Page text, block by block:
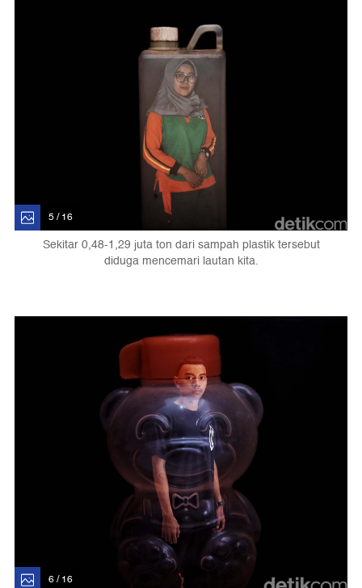
5 / 16
Sekitar 0,48-1,29 juta ton dari sampah plastik tersebut
diduga mencemari lautan kita.
6 / 16